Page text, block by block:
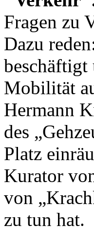
Fragen zu
Dazu
Mobilität
Hermann
des
Platz
Kurator
von
zu tun hat.